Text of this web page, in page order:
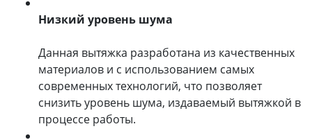
Низкий уровень шума
Данная вытяжка разработана из качественных
материалов и с использованием самых
современных технологий, что позволяет
снизить уровень шума, издаваемый вытяжкой в
процессе работы.